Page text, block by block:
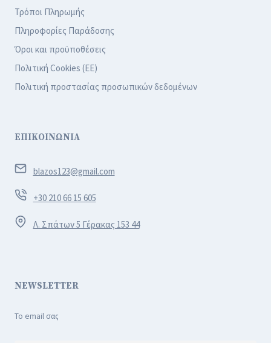
Τρόποι Πληρωμής
Πληροφορίες Παράδοσης
Όροι και προϋποθέσεις
Πολιτική Cookies (ΕΕ)
Πολιτική προστασίας προσωπικών δεδομένων
ΕΠΙΚΟΙΝΩΝΙΑ
blazos123@gmail.com
+30 210 66 15 605
Λ. Σπάτων 5 Γέρακας 153 44
NEWSLETTER
Το email σας